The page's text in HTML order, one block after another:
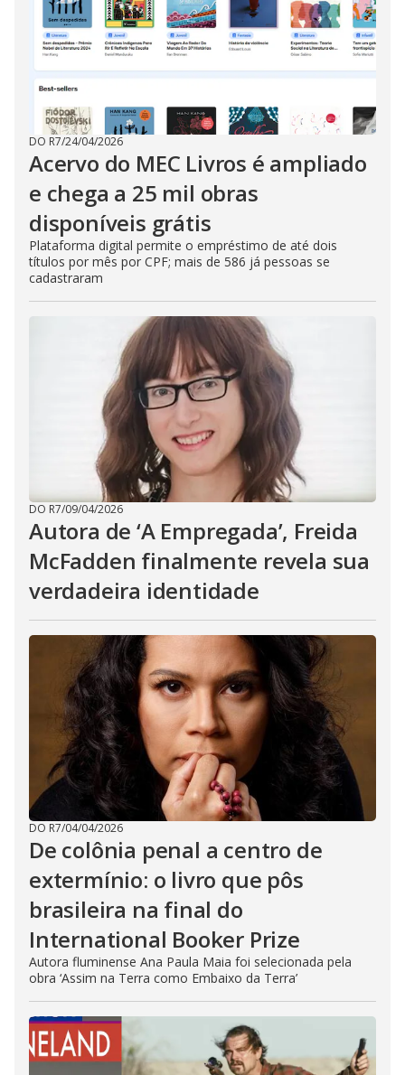
DO R7/24/04/2026
Acervo do MEC Livros é ampliado
e chega a 25 mil obras
disponíveis grátis
Plataforma digital permite o empréstimo de até dois
títulos por mês por CPF; mais de 586 já pessoas se
cadastraram
DO R7/09/04/2026
Autora de ‘A Empregada’, Freida
McFadden finalmente revela sua
verdadeira identidade
DO R7/04/04/2026
De colônia penal a centro de
extermínio: o livro que pôs
brasileira na final do
International Booker Prize
Autora fluminense Ana Paula Maia foi selecionada pela
obra ‘Assim na Terra como Embaixo da Terra’